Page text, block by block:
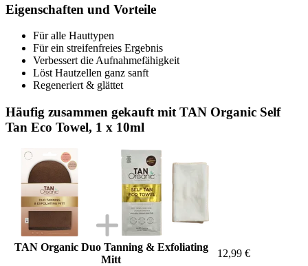
Eigenschaften und Vorteile
Für alle Hauttypen
Für ein streifenfreies Ergebnis
Verbessert die Aufnahmefähigkeit
Löst Hautzellen ganz sanft
Regeneriert & glättet
Häufig zusammen gekauft mit TAN Organic Self
Tan Eco Towel, 1 x 10ml
TAN Organic Duo Tanning & Exfoliating
Mitt
12,99 €